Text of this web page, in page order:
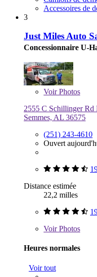
Accessoires de
3
Just Miles Auto
Concessionnaire U-
VoirPhotos
2555 C Schillinger Rd
Semmes, AL 36575
(251) 243-4610
Ouvert
Distance estimée
22,2 milles
VoirPhotos
Heures normales
Voir tout